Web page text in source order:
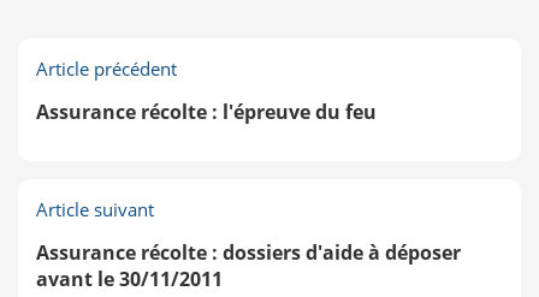
Article précédent
Assurance récolte : l'épreuve du feu
Article suivant
Assurance récolte : dossiers d'aide à déposer
avant le 30/11/2011